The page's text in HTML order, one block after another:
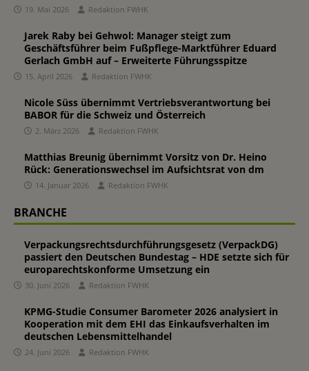
19. Mai 2026 Redaktion FWHK
Jarek Raby bei Gehwol: Manager steigt zum
Geschäftsführer beim Fußpflege-Marktführer Eduard
Gerlach GmbH auf – Erweiterte Führungsspitze
15. April 2026 Redaktion FWHK
Nicole Süss übernimmt Vertriebsverantwortung bei
BABOR für die Schweiz und Österreich
2. März 2026 Redaktion FWHK
Matthias Breunig übernimmt Vorsitz von Dr. Heino
Rück: Generationswechsel im Aufsichtsrat von dm
14. Januar 2026 Redaktion FWHK
BRANCHE
Verpackungsrechtsdurchführungsgesetz (VerpackDG)
passiert den Deutschen Bundestag – HDE setzte sich für
europarechtskonforme Umsetzung ein
30. Juni 2026 Redaktion FWHK
KPMG-Studie Consumer Barometer 2026 analysiert in
Kooperation mit dem EHI das Einkaufsverhalten im
deutschen Lebensmittelhandel
24. Juni 2026 Redaktion FWHK